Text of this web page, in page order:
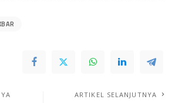
ARTIKEL SELANJUTNYA